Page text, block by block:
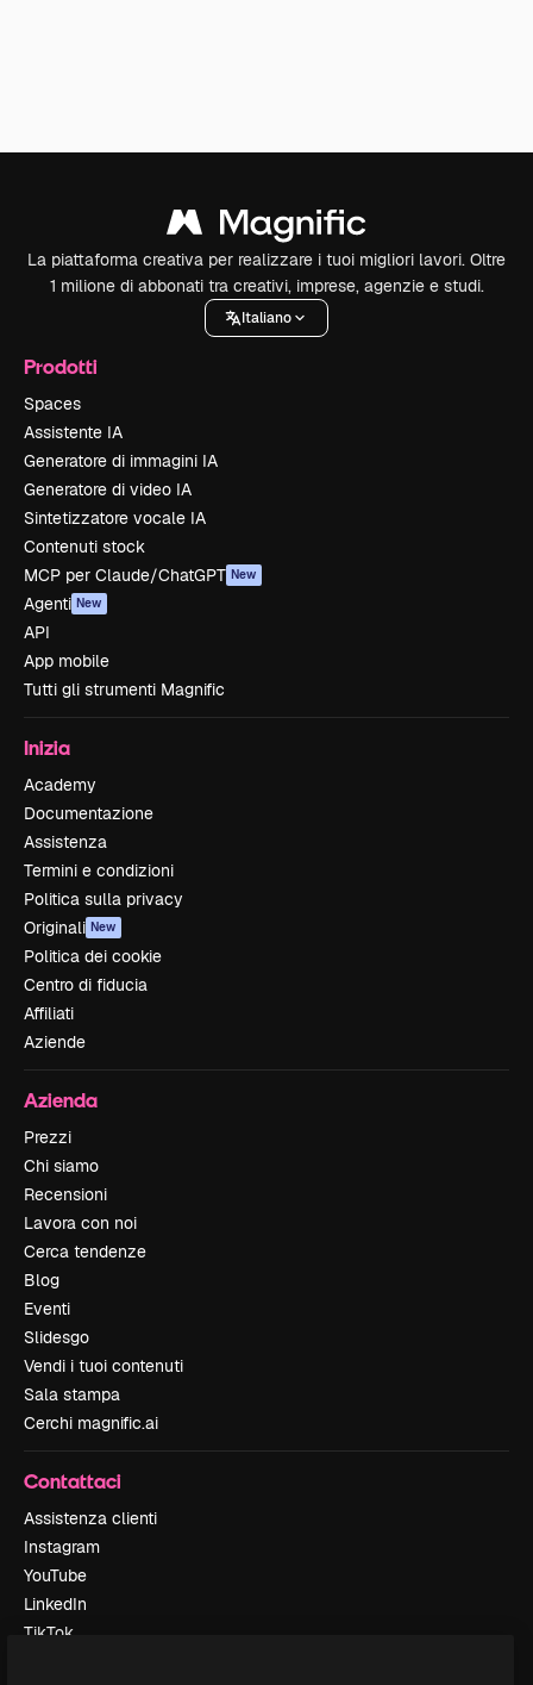
La piattaforma creativa per realizzare i tuoi migliori lavori. Oltre
1 milione di abbonati tra creativi, imprese, agenzie e studi.
Italiano
Prodotti
Spaces
Assistente IA
Generatore di immagini IA
Generatore di video IA
Sintetizzatore vocale IA
Contenuti stock
MCP per Claude/ChatGPT New
Agenti New
API
App mobile
Tutti gli strumenti Magnific
Inizia
Academy
Documentazione
Assistenza
Termini e condizioni
Politica sulla privacy
Originali New
Politica dei cookie
Centro di fiducia
Affiliati
Aziende
Azienda
Prezzi
Chi siamo
Recensioni
Lavora con noi
Cerca tendenze
Blog
Eventi
Slidesgo
Vendi i tuoi contenuti
Sala stampa
Cerchi magnific.ai
Contattaci
Assistenza clienti
Instagram
YouTube
LinkedIn
TikTok